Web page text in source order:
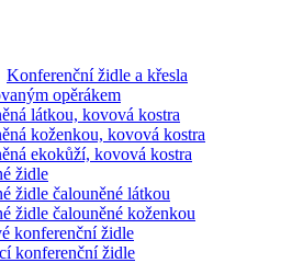
Konferenční židle a křesla
opěrákem
látkou, kovová kostra
koženkou, kovová kostra
ekokůží, kovová kostra
židle
židle čalouněné látkou
židle čalouněné koženkou
konferenční židle
konferenční židle